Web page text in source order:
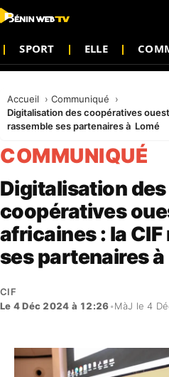
SPORT ELLE
Accueil
Communiqué
Digitalisation des coopératives
rassemble ses partenaires à Lomé
COMMUNIQUÉ
Digitalisation des
coopératives
africaines : la
ses partenaires
CIF
Le 4 Déc 2024 à 12:26•MàJ le 4